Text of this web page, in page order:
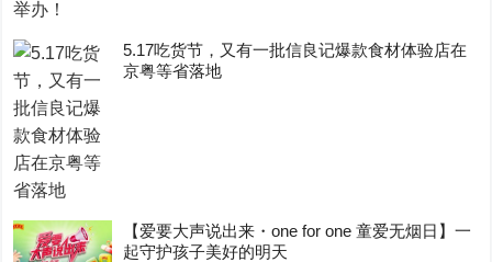
5.17吃货节，又有一批信良记爆款食材体验店在
京粤等省落地
【爱要大声说出来・one for one 童爱无烟日】一
起守护孩子美好的明天